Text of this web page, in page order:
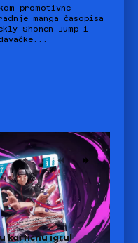
kartičnu igru!